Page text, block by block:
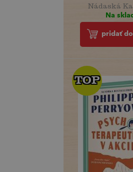
Nádaská
Na
pridať
TOP
TOP